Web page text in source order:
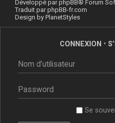
Développé parphpBB® Forum
Traduit parphpBB-fr.com
Design by PlanetStyles
CONNEXION •
Se